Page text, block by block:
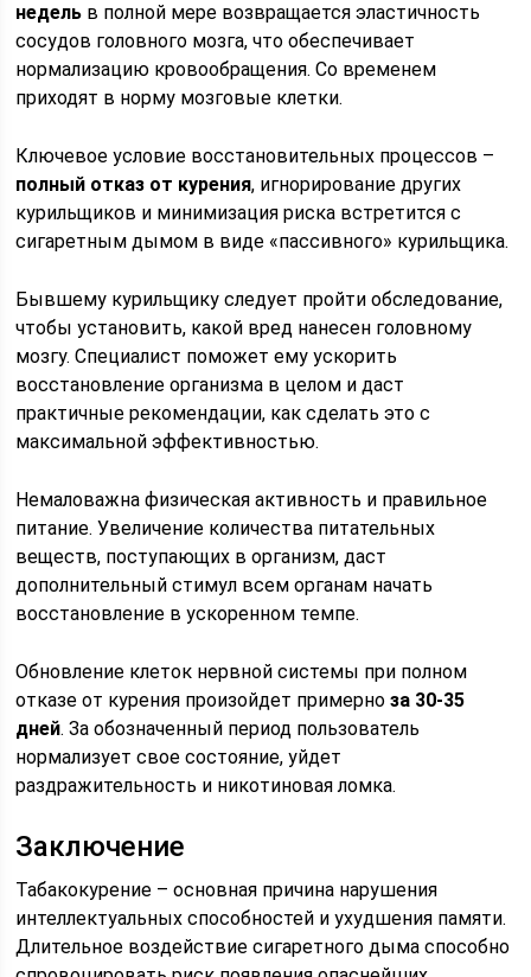
недель в полной мере возвращается эластичность
сосудов головного мозга, что обеспечивает
нормализацию кровообращения. Со временем
приходят в норму мозговые клетки.
Ключевое условие восстановительных процессов –
полный отказ от курения, игнорирование других
курильщиков и минимизация риска встретится с
сигаретным дымом в виде «пассивного» курильщика.
Бывшему курильщику следует пройти обследование,
чтобы установить, какой вред нанесен головному
мозгу. Специалист поможет ему ускорить
восстановление организма в целом и даст
практичные рекомендации, как сделать это с
максимальной эффективностью.
Немаловажна физическая активность и правильное
питание. Увеличение количества питательных
веществ, поступающих в организм, даст
дополнительный стимул всем органам начать
восстановление в ускоренном темпе.
Обновление клеток нервной системы при полном
отказе от курения произойдет примерноза 30-35
дней. За обозначенный период пользователь
нормализует свое состояние, уйдет
раздражительность и никотиновая ломка.
Заключение
Табакокурение – основная причина нарушения
интеллектуальных способностей и ухудшения памяти.
Длительное воздействие сигаретного дыма способно